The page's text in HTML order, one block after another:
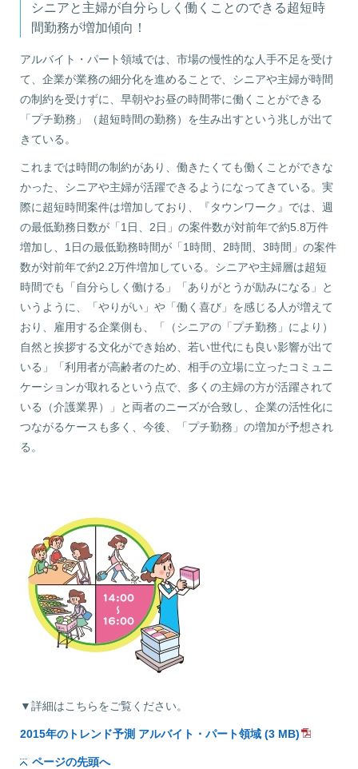
シニアと主婦が自分らしく働くことのできる超短時
間勤務が増加傾向！
アルバイト・パート領域では、市場の慢性的な人手不足を受け
て、企業が業務の細分化を進めることで、シニアや主婦が時間
の制約を受けずに、早朝やお昼の時間帯に働くことができる
「プチ勤務」（超短時間の勤務）を生み出すという兆しが出て
きている。
これまでは時間の制約があり、働きたくても働くことができな
かった、シニアや主婦が活躍できるようになってきている。実
際に超短時間案件は増加しており、『タウンワーク』では、週
の最低勤務日数が「1日、2日」の案件数が対前年で約5.8万件
増加し、1日の最低勤務時間が「1時間、2時間、3時間」の案件
数が対前年で約2.2万件増加している。シニアや主婦層は超短
時間でも「自分らしく働ける」「ありがとうが励みになる」と
いうように、「やりがい」や「働く喜び」を感じる人が増えて
おり、雇用する企業側も、「（シニアの「プチ勤務」により）
自然と挨拶する文化ができ始め、若い世代にも良い影響が出て
いる」「利用者が高齢者のため、相手の立場に立ったコミュニ
ケーションが取れるという点で、多くの主婦の方が活躍されて
いる（介護業界）」と両者のニーズが合致し、企業の活性化に
つながるケースも多く、今後、「プチ勤務」の増加が予想され
る。
▼詳細はこちらをご覧ください。
2015年のトレンド予測 アルバイト・パート領域 (3 MB)
ページの先頭へ